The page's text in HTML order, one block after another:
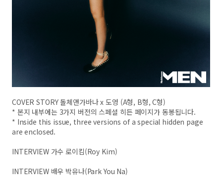
COVER STORY 돌체앤가바나 x 도영 (A형, B형, C형)
* 본지 내부에는 3가지 버전의 스페셜 히든 페이지가 동봉됩니다.
* Inside this issue, three versions of a special hidden page
are enclosed.
INTERVIEW 가수 로이킴(Roy Kim)
INTERVIEW 배우 박유나(Park You Na)